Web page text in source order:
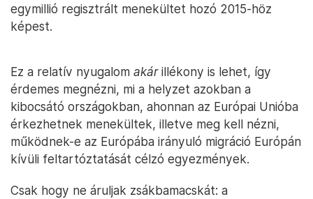
egymillió regisztrált menekültet hozó 2015-höz
képest.
Ez a relatív nyugalom akárillékony is lehet, így
érdemes megnézni, mi a helyzet azokban a
kibocsátó országokban, ahonnan az Európai Unióba
érkezhetnek menekültek, illetve meg kell nézni,
működnek-e az Európába irányuló migráció Európán
kívüli feltartóztatását célzó egyezmények.
Csak hogy ne áruljak zsákbamacskát: a